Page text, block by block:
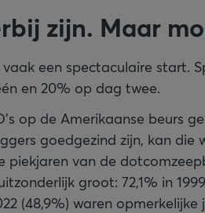
zijn. Maar
een spectaculaire start.
en 20% op dag twee.
op de Amerikaanse beurs
goedgezind zijn, kan die
piekjaren van de
groot: 72,1% in
(48,9%) waren